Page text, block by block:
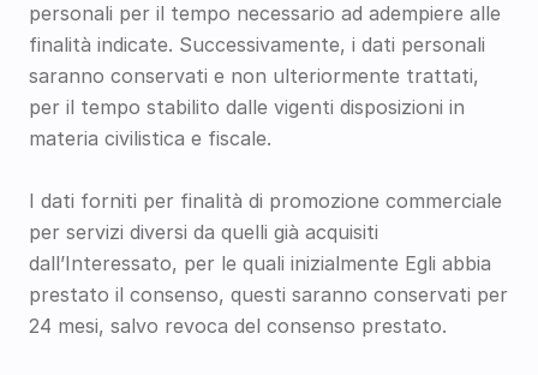
personali per il tempo necessario ad adempiere alle
finalità indicate. Successivamente, i dati personali
saranno conservati e non ulteriormente trattati,
per il tempo stabilito dalle vigenti disposizioni in
materia civilistica e fiscale.
I dati forniti per finalità di promozione commerciale
per servizi diversi da quelli già acquisiti
dall’Interessato, per le quali inizialmente Egli abbia
prestato il consenso, questi saranno conservati per
24 mesi, salvo revoca del consenso prestato.